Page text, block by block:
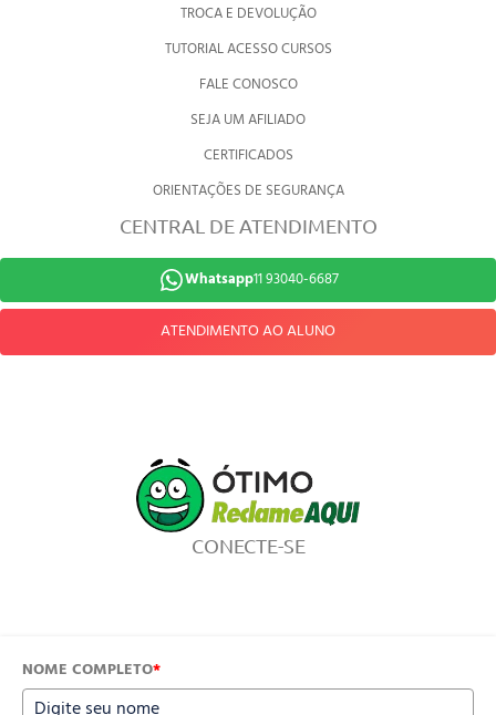
TROCA E DEVOLUÇÃO
TUTORIAL ACESSO CURSOS
FALE CONOSCO
SEJA UM AFILIADO
CERTIFICADOS
ORIENTAÇÕES DE SEGURANÇA
CENTRAL DE ATENDIMENTO
Whatsapp11 93040-6687
ATENDIMENTO AO ALUNO
CONECTE-SE
NOME COMPLETO*